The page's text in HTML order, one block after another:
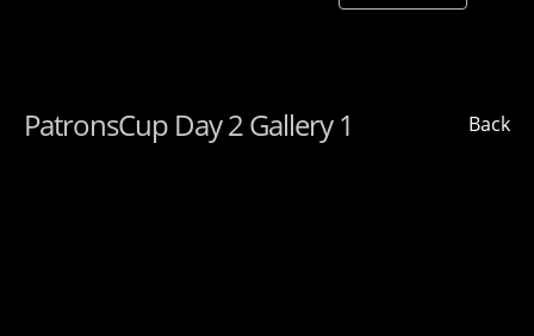
Back
PatronsCup Day 2 Gallery 1